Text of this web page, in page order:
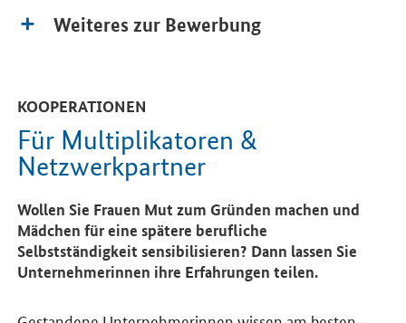
Weiteres zur Bewerbung
KOOPERATIONEN
Für Multiplikatoren &
Netzwerkpartner
Wollen Sie Frauen Mut zum Gründen machen und
Mädchen für eine spätere berufliche
Selbstständigkeit sensibilisieren? Dann lassen Sie
Unternehmerinnen ihre Erfahrungen teilen.